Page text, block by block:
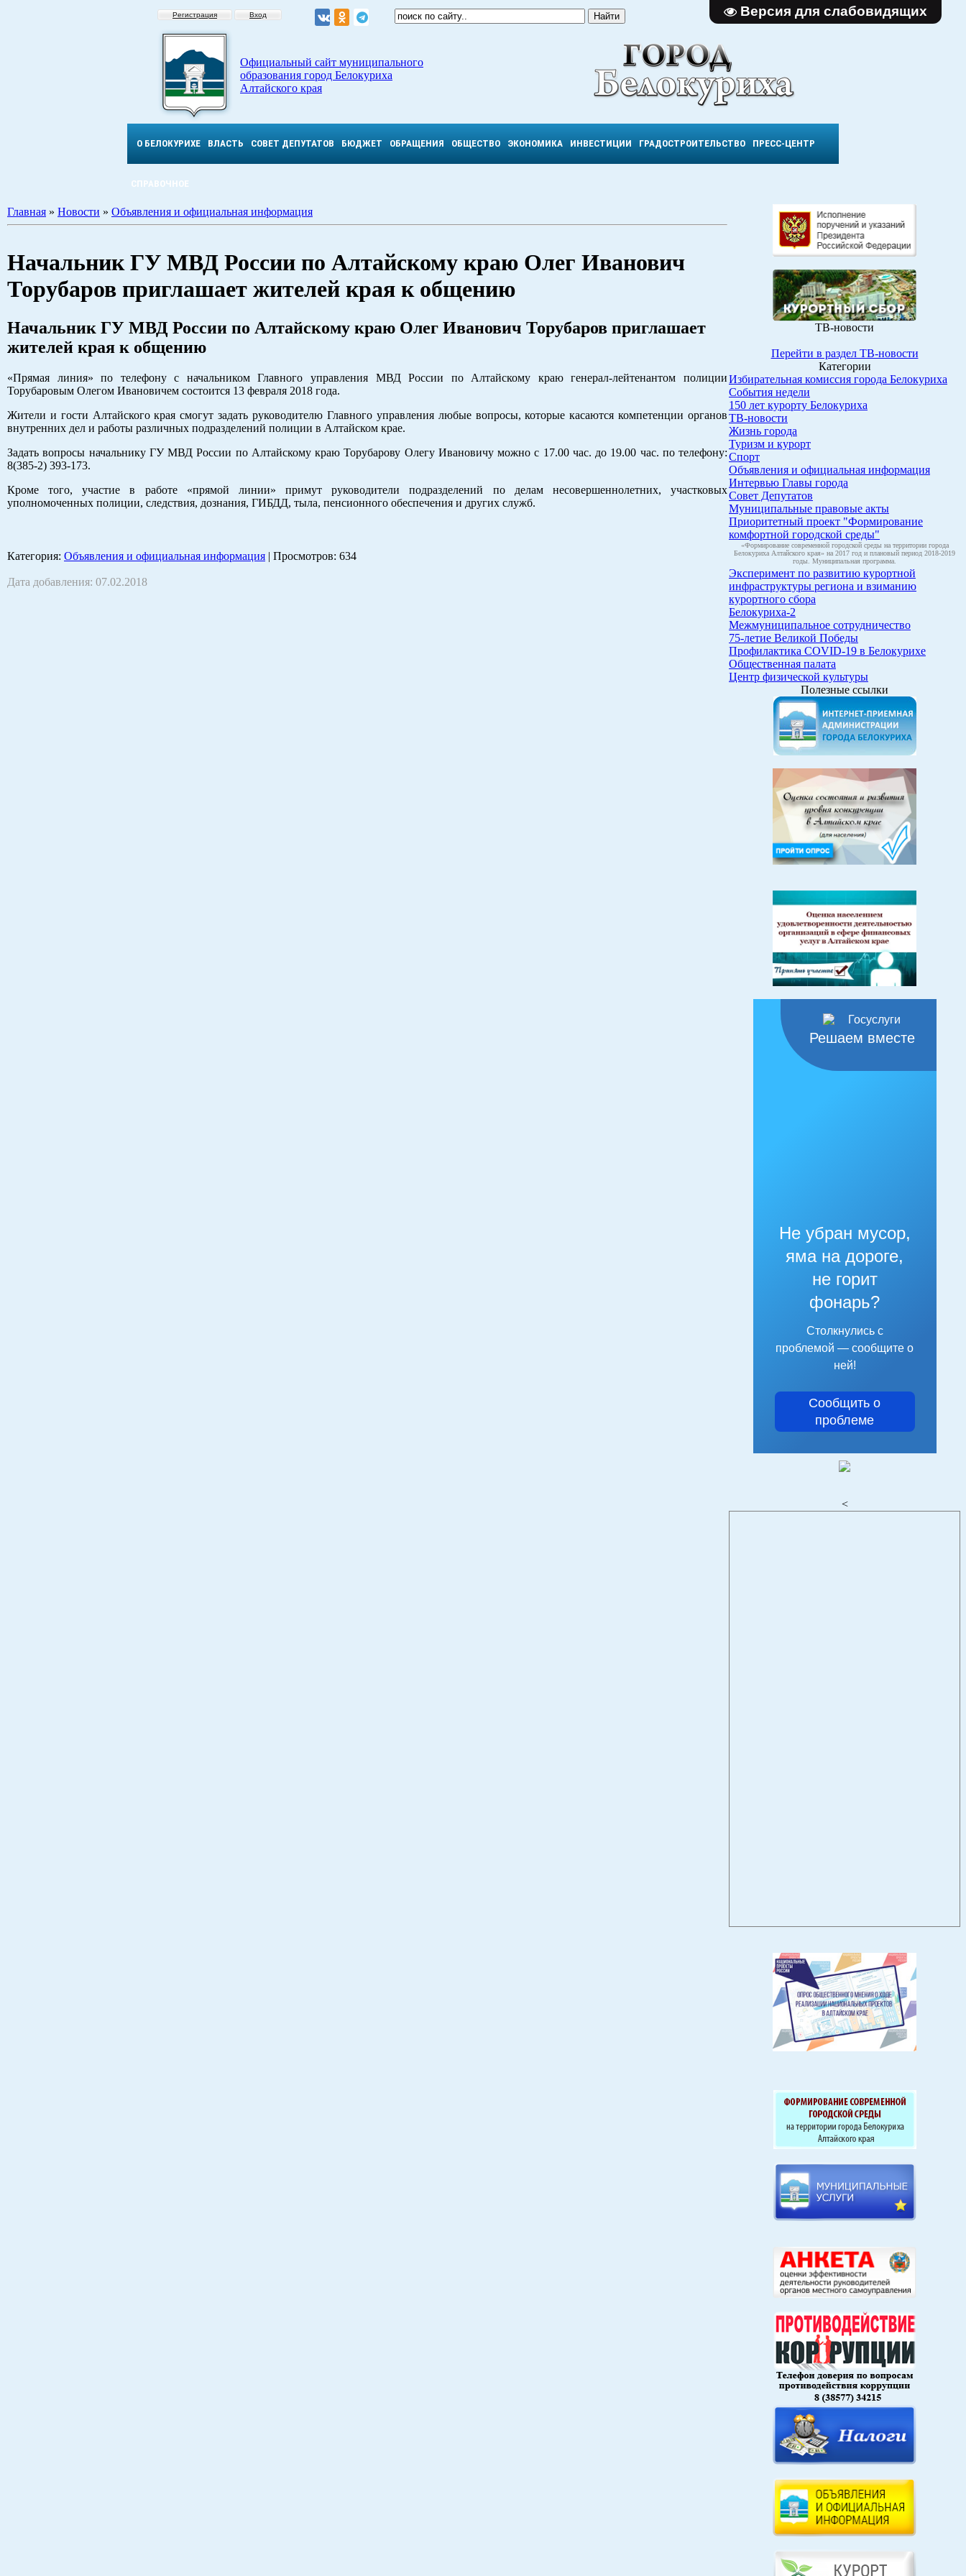
Версия для слабовидящих
Регистрация Вход
Официальный сайт муниципального
образования город Белокуриха
Алтайского края
О БЕЛОКУРИХЕ ВЛАСТЬ СОВЕТ ДЕПУТАТОВ БЮДЖЕТ ОБРАЩЕНИЯ ОБЩЕСТВО ЭКОНОМИКА ИНВЕСТИЦИИ ГРАДОСТРОИТЕЛЬСТВО ПРЕСС-ЦЕНТР
СПРАВОЧНОЕ
Главная » Новости » Объявления и официальная информация
Начальник ГУ МВД России по Алтайскому краю Олег Иванович
Торубаров приглашает жителей края к общению
Начальник ГУ МВД России по Алтайскому краю Олег Иванович Торубаров приглашает
жителей края к общению
«Прямая линия» по телефону с начальником Главного управления МВД России по Алтайскому краю генерал-лейтенантом полиции
Торубаровым Олегом Ивановичем состоится 13 февраля 2018 года.
Жители и гости Алтайского края смогут задать руководителю Главного управления любые вопросы, которые касаются компетенции органов
внутренних дел и работы различных подразделений полиции в Алтайском крае.
Задать вопросы начальнику ГУ МВД России по Алтайскому краю Торубарову Олегу Ивановичу можно с 17.00 час. до 19.00 час. по телефону:
8(385-2) 393-173.
Кроме того, участие в работе «прямой линии» примут руководители подразделений по делам несовершеннолетних, участковых
уполномоченных полиции, следствия, дознания, ГИБДД, тыла, пенсионного обеспечения и других служб.
Категория: Объявления и официальная информация | Просмотров: 634
Дата добавления: 07.02.2018
ТВ-новости
Перейти в раздел ТВ-новости
Категории
Избирательная комиссия города Белокуриха
События недели
150 лет курорту Белокуриха
ТВ-новости
Жизнь города
Туризм и курорт
Спорт
Объявления и официальная информация
Интервью Главы города
Совет Депутатов
Муниципальные правовые акты
Приоритетный проект "Формирование
комфортной городской среды"
«Формирование современной городской среды на территории города
Белокуриха Алтайского края» на 2017 год и плановый период 2018-2019
годы. Муниципальная программа.
Эксперимент по развитию курортной
инфраструктуры региона и взиманию
курортного сбора
Белокуриха-2
Межмуниципальное сотрудничество
75-летие Великой Победы
Профилактика COVID-19 в Белокурихе
Общественная палата
Центр физической культуры
Полезные ссылки
Решаем вместе
Не убран мусор,
яма на дороге,
не горит
фонарь?
Столкнулись с
проблемой — сообщите о
ней!
Сообщить о
проблеме
<